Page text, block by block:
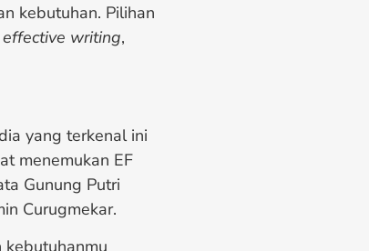
kebutuhan. Pilihan
effective writing,
yang terkenal ini
menemukan EF
Gunung Putri
Curugmekar.